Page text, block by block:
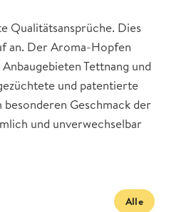
Qualitätsansprüche. Dies
an. Der Aroma-Hopfen
Tettnang und
und patentierte
Geschmack der
und unverwechselbar
Alle